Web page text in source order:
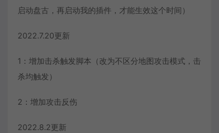
启动盘古，再启动我的插件，才能生效这个时间）
2022.7.20更新
1：增加击杀触发脚本（改为不区分地图攻击模式，击
杀均触发）
2：增加攻击反伤
2022.8.2更新